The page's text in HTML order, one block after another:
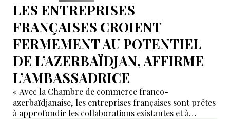
LES ENTREPRISES
FRANÇAISES CROIENT
FERMEMENT AU POTENTIEL
DE L’AZERBAÏDJAN, AFFIRME
L’AMBASSADRICE
« Avec la Chambre de commerce franco-
azerbaïdjanaise, les entreprises françaises sont prêtes
à approfondir les collaborations existantes et à